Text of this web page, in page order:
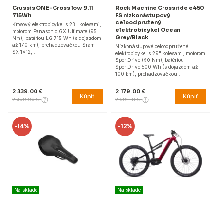
Crussis ONE-Cross low 9.11
715Wh
Krosový elektrobicykel s 28" kolesami,
motorom Panasonic GX Ultimate (95
Nm), batériou LG 715 Wh (s dojazdom
až 170 km), prehadzovačkou Sram
SX 1x12,…
2 339.00 €
2 399.00 € Kúpiť
Rock Machine Crossride e450
FS nízkonástupový
celoodpružený
elektrobicykel Ocean
Grey/Black
Nízkonástupové celoodpružené
elektrobicykel s 29" kolesami, motorom
SportDrive (90 Nm), batériou
SportDrive 500 Wh (s dojazdom až
100 km), prehadzovačkou…
2 179.00 €
2 592.18 € Kúpiť
-14%
Na sklade
-12%
Na sklade